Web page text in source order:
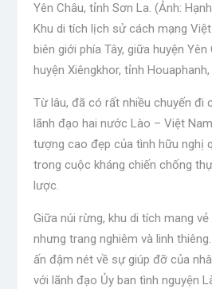
Yên Châu, tỉnh Sơn La. (Ảnh:
Khu di tích lịch sử cách mạng
biên giới phía Tây, giữa huyện
huyện Xiêngkhor, tỉnh Houaphanh,
Từ lâu, đã có rất nhiều chuyến đi
lãnh đạo hai nước Lào – Việt
tượng cao đẹp của tình hữu nghị
trong cuộc kháng chiến chống
lược.
Giữa núi rừng, khu di tích mang vẻ
nhưng trang nghiêm và linh
ấn đậm nét về sự giúp đỡ của
với lãnh đạo Ủy ban tình nguyện